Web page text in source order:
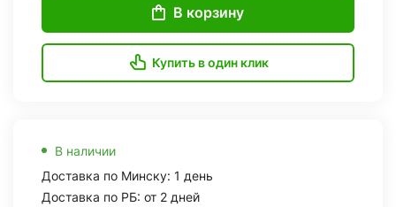
В корзину
Купить в один клик
В наличии
Доставка по Минску: 1 день
Доставка по РБ: от 2 дней